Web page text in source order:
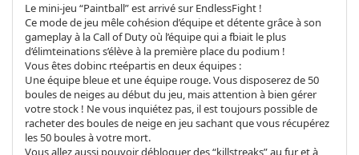
Le mini-jeu “Paintball” est arrivé sur EndlessFight !
Ce mode de jeu mêle cohésion d’équipe et détente grâce à son
gameplay à la Call of Duty où l’équipe qui a fbiait le plus
d’élimteinations s’élève à la première place du podium !
Vous êtes dobinc rteépartis en deux équipes :
Une équipe bleue et une équipe rouge. Vous disposerez de 50
boules de neiges au début du jeu, mais attention à bien gérer
votre stock ! Ne vous inquiétez pas, il est toujours possible de
racheter des boules de neige en jeu sachant que vous récupérez
les 50 boules à votre mort.
Vous allez aussi pouvoir débloquer des “killstreaks” au fur et à